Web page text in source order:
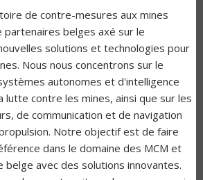
de contre-mesures aux mines
partenaires belges axé sur le
solutions et technologies pour
Nous nous concentrons sur le
autonomes et d'intelligence
lutte contre les mines, ainsi que sur les
de communication et de navigation
Notre objectif est de faire
dans le domaine des MCM et
belge avec des solutions innovantes.